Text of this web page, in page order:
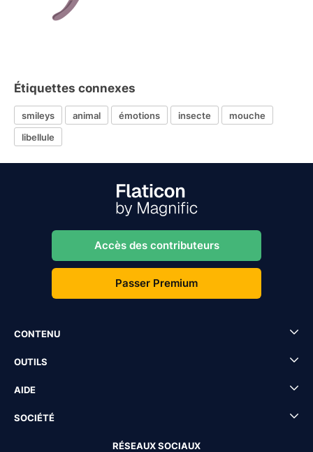
Étiquettes connexes
smileys animal émotions insecte
mouche
libellule
Accès des contributeurs
Passer Premium
CONTENU
OUTILS
AIDE
SOCIÉTÉ
RÉSEAUX SOCIAUX